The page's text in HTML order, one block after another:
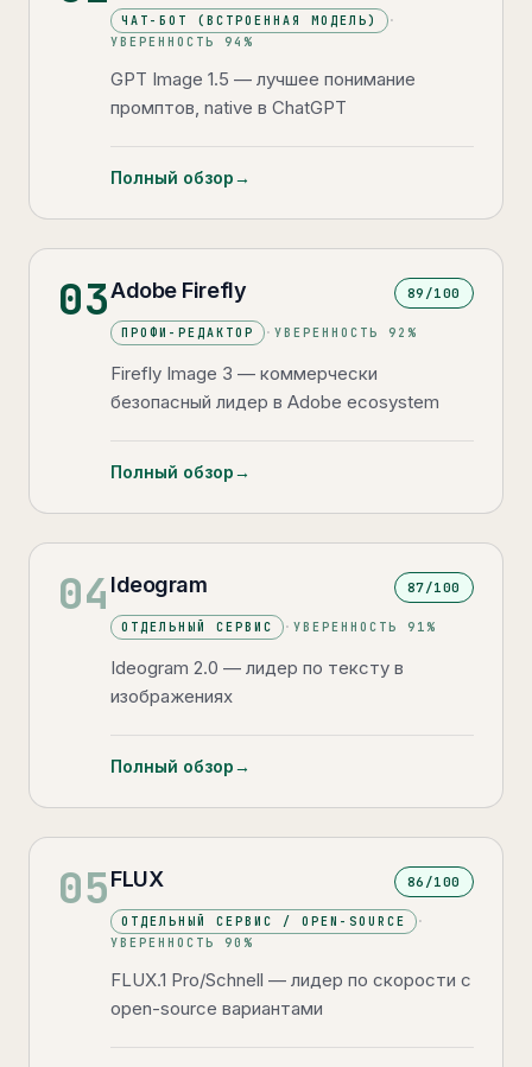
ЧАТ-БОТ (ВСТРОЕННАЯ МОДЕЛЬ)
·
УВЕРЕННОСТЬ 94 %
GPT Image 1.5 — лучшее понимание
промптов, native в ChatGPT
Полный обзор→
03Adobe Firefly 89 /100
ПРОФИ-РЕДАКТОР · УВЕРЕННОСТЬ 92 %
Firefly Image 3 — коммерчески
безопасный лидер в Adobe ecosystem
Полный обзор→
04 Ideogram 87/100
ОТДЕЛЬНЫЙ СЕРВИС · УВЕРЕННОСТЬ 91%
Ideogram 2.0 — лидер по тексту в
изображениях
Полный обзор→
05FLUX 86 /100
ОТДЕЛЬНЫЙ СЕРВИС / OPEN-SOURCE
·
УВЕРЕННОСТЬ 90 %
FLUX.1 Pro/Schnell — лидер по скорости с
open-source вариантами